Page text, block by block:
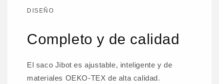
DISEÑO
Completo y de calidad
El saco Jibot es ajustable, inteligente y de
materiales OEKO-TEX de alta calidad.